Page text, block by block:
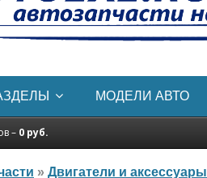
МОДЕЛИ АВТО
– 0 руб.
» Двигатели и аксессуары